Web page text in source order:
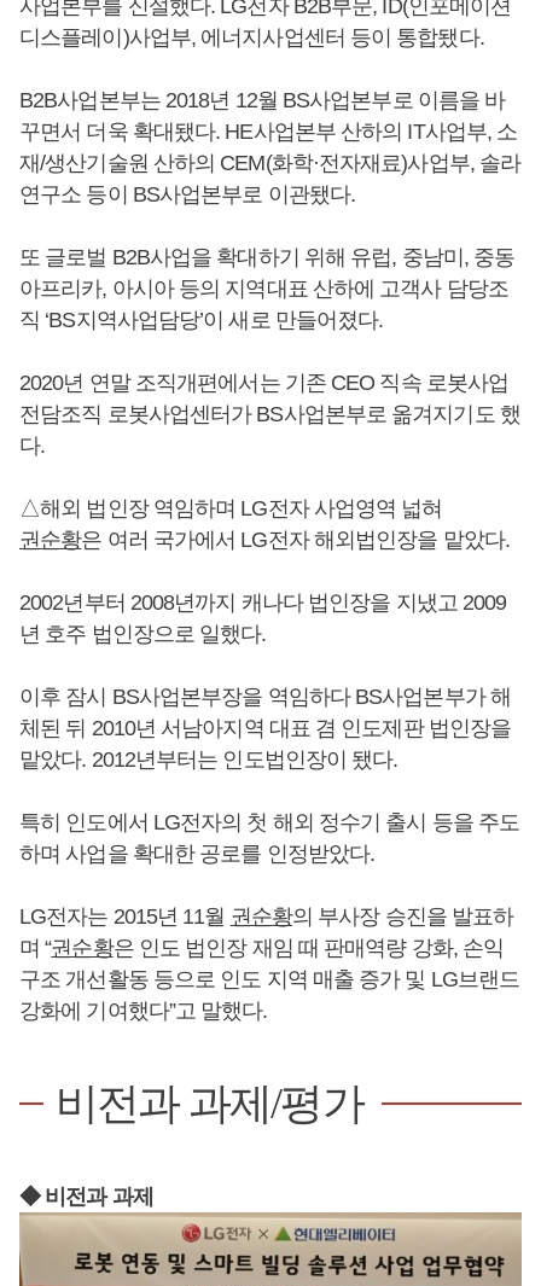
사업본부를 신설했다. LG전자 B2B부문, ID(인포메이션
디스플레이)사업부, 에너지사업센터 등이 통합됐다.
B2B사업본부는 2018년 12월 BS사업본부로 이름을 바
꾸면서 더욱 확대됐다. HE사업본부 산하의 IT사업부, 소
재/생산기술원 산하의 CEM(화학·전자재료)사업부, 솔라
연구소 등이 BS사업본부로 이관됐다.
또 글로벌 B2B사업을 확대하기 위해 유럽, 중남미, 중동
아프리카, 아시아 등의 지역대표 산하에 고객사 담당조
직 ‘BS지역사업담당’이 새로 만들어졌다.
2020년 연말 조직개편에서는 기존 CEO 직속 로봇사업
전담조직 로봇사업센터가 BS사업본부로 옮겨지기도 했
다.
△해외 법인장 역임하며 LG전자 사업영역 넓혀
권순황은 여러 국가에서 LG전자 해외법인장을 맡았다.
2002년부터 2008년까지 캐나다 법인장을 지냈고 2009
년 호주 법인장으로 일했다.
이후 잠시 BS사업본부장을 역임하다 BS사업본부가 해
체된 뒤 2010년 서남아지역 대표 겸 인도제판 법인장을
맡았다. 2012년부터는 인도법인장이 됐다.
특히 인도에서 LG전자의 첫 해외 정수기 출시 등을 주도
하며 사업을 확대한 공로를 인정받았다.
LG전자는 2015년 11월 권순황의 부사장 승진을 발표하
며 “권순황은 인도 법인장 재임 때 판매역량 강화, 손익
구조 개선활동 등으로 인도 지역 매출 증가 및 LG브랜드
강화에 기여했다”고 말했다.
비전과 과제/평가
◆ 비전과 과제